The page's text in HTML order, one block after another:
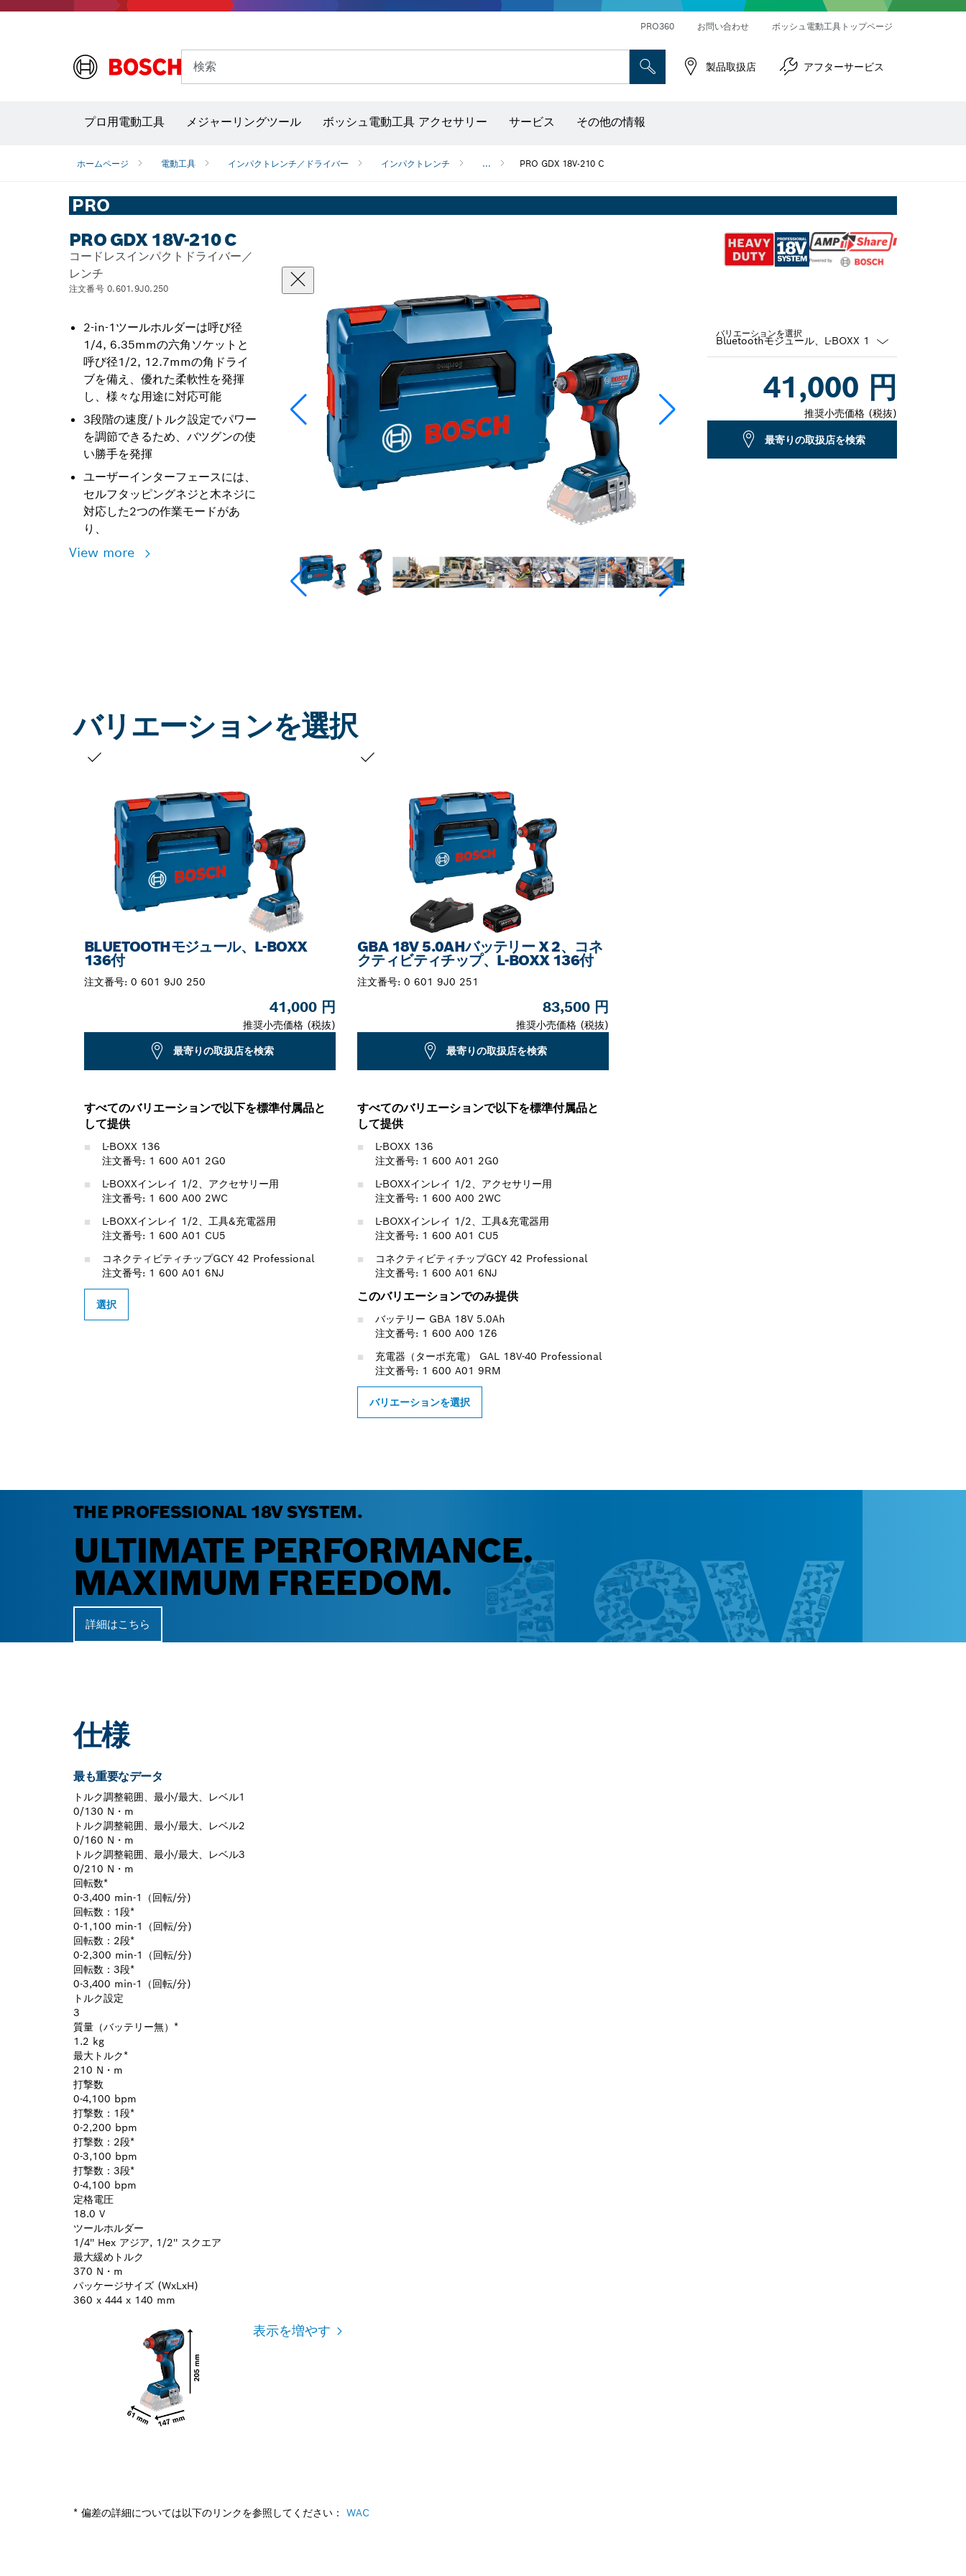
PRO360 お問い合わせ ボッシュ電動工具トップページ
検索 製品取扱店 アフターサービス
プロ用電動工具 メジャーリングツール ボッシュ電動工具 アクセサリー サービス その他の情報
ホームページ 電動工具 インパクトレンチ／ドライバー インパクトレンチ ... PRO GDX 18V-210 C
PRO
PRO GDX 18V-210 C
コードレスインパクトドライバー／
レンチ
注文番号 0.601.9J0.250
2-in-1ツールホルダーは呼び径
1/4, 6.35mmの六角ソケットと
呼び径1/2, 12.7mmの角ドライ
ブを備え、優れた柔軟性を発揮
し、様々な用途に対応可能
3段階の速度/トルク設定でパワー
を調節できるため、バツグンの使
い勝手を発揮
ユーザーインターフェースには、
セルフタッピングネジと木ネジに
対応した2つの作業モードがあ
り、
View more
バリエーションを選択
41,000 円
推奨小売価格 (税抜)
最寄りの取扱店を検索
バリエーションを選択
BLUETOOTHモジュール、L-BOXX
136付
注文番号: 0 601 9J0 250
41,000 円
推奨小売価格 (税抜)
最寄りの取扱店を検索
すべてのバリエーションで以下を標準付属品と
して提供
L-BOXX 136
注文番号: 1 600 A01 2G0
L-BOXXインレイ 1/2、アクセサリー用
注文番号: 1 600 A00 2WC
L-BOXXインレイ 1/2、工具&充電器用
注文番号: 1 600 A01 CU5
コネクティビティチップGCY 42 Professional
注文番号: 1 600 A01 6NJ
選択
GBA 18V 5.0AHバッテリー X 2、コネ
クティビティチップ、L-BOXX 136付
注文番号: 0 601 9J0 251
83,500 円
推奨小売価格 (税抜)
最寄りの取扱店を検索
すべてのバリエーションで以下を標準付属品と
して提供
L-BOXX 136
注文番号: 1 600 A01 2G0
L-BOXXインレイ 1/2、アクセサリー用
注文番号: 1 600 A00 2WC
L-BOXXインレイ 1/2、工具&充電器用
注文番号: 1 600 A01 CU5
コネクティビティチップGCY 42 Professional
注文番号: 1 600 A01 6NJ
このバリエーションでのみ提供
バッテリー GBA 18V 5.0Ah
注文番号: 1 600 A00 1Z6
充電器（ターボ充電） GAL 18V-40 Professional
注文番号: 1 600 A01 9RM
バリエーションを選択
THE PROFESSIONAL 18V SYSTEM.
ULTIMATE PERFORMANCE.
MAXIMUM FREEDOM.
詳細はこちら
仕様
最も重要なデータ
トルク調整範囲、最小/最大、レベル1
0/130 N・m
トルク調整範囲、最小/最大、レベル2
0/160 N・m
トルク調整範囲、最小/最大、レベル3
0/210 N・m
回転数*
0-3,400 min-1（回転/分)
回転数：1段*
0-1,100 min-1（回転/分)
回転数：2段*
0-2,300 min-1（回転/分)
回転数：3段*
0-3,400 min-1（回転/分)
トルク設定
3
質量（バッテリー無）*
1.2 kg
最大トルク*
210 N・m
打撃数
0-4,100 bpm
打撃数：1段*
0-2,200 bpm
打撃数：2段*
0-3,100 bpm
打撃数：3段*
0-4,100 bpm
定格電圧
18.0 V
ツールホルダー
1/4'' Hex アジア, 1/2'' スクエア
最大緩めトルク
370 N・m
パッケージサイズ (WxLxH)
360 x 444 x 140 mm
表示を増やす
* 偏差の詳細については以下のリンクを参照してください： WAC